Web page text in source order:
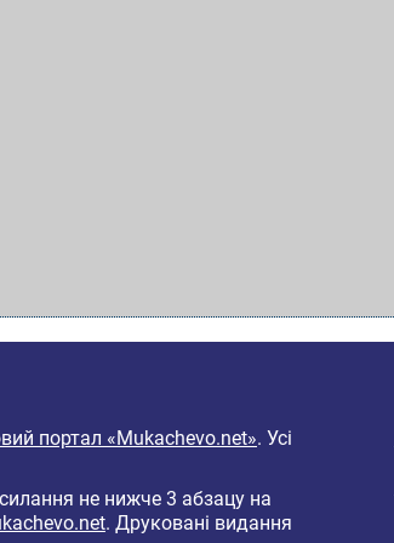
портал «Mukachevo.net». Усі
не нижче 3 абзацу на
. Друковані видання